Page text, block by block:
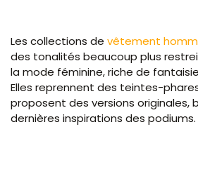
Les collections de vêtement
des tonalités beaucoup plus
la mode féminine, riche de
Elles reprennent des teintes-
proposent des versions originales,
dernières inspirations des podiums.